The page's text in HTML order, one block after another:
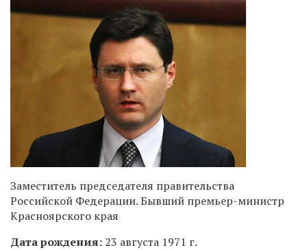
Заместитель председателя правительства
Российской Федерации. Бывший премьер-министр
Красноярского края
Дата рождения: 23 августа 1971 г.